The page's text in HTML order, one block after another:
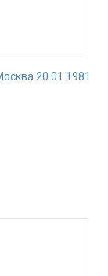
20.01.1981